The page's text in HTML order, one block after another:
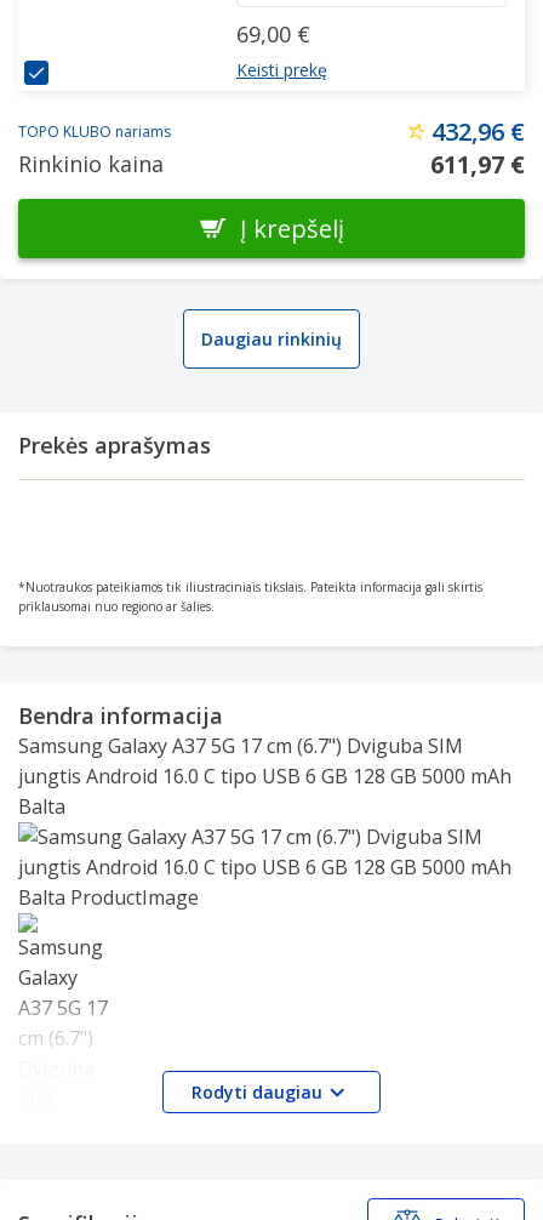
69,00 €
Keisti prekę
TOPO KLUBO nariams 432,96 €
Rinkinio kaina
611,97 €
Į krepšelį
Daugiau rinkinių
Prekės aprašymas
*Nuotraukos pateikiamos tik iliustraciniais tikslais. Pateikta informacija gali skirtis
priklausomai nuo regiono ar šalies.
Bendra informacija
Samsung Galaxy A37 5G 17 cm (6.7") Dviguba SIM
jungtis Android 16.0 C tipo USB 6 GB 128 GB 5000 mAh
Balta
Slide 1 of 1
Rodyti daugiau